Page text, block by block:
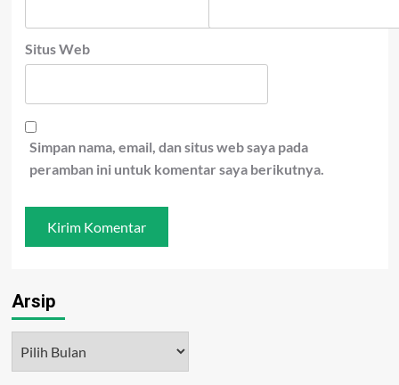
Situs Web
Simpan nama, email, dan situs web saya pada
peramban ini untuk komentar saya berikutnya.
Arsip